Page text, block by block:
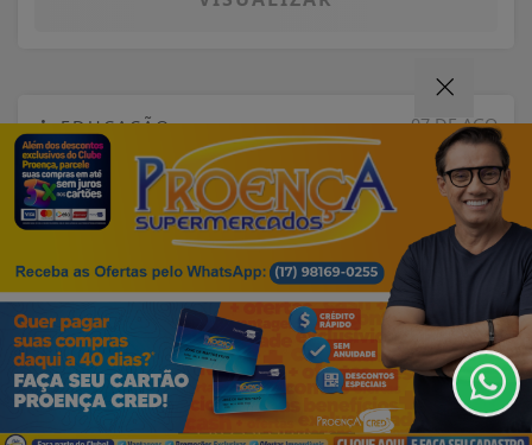
07 DE AGO
EDUCAÇÃO
Fies começa a convocar nesta sexta
estudantes em lista de espera
Termos de Uso e Privacidade
Esse site utiliza cookies para melhorar sua
experiência de navegação. Ao continuar o acesso,
entendemos que você concorda com nossos Termos
de Uso e Privacidade.
PARA MAIS INFORMAÇÕES,ACESSE NOSSOS TERMOS
CLICANDO AQUI
PROSSEGUIR